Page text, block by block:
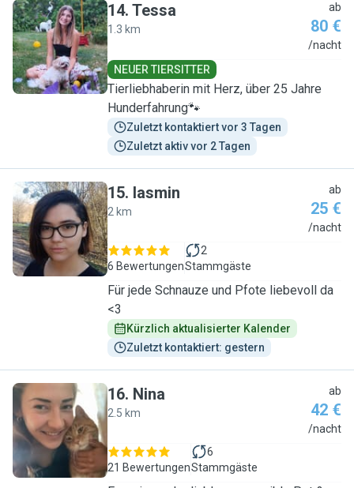
T
14. Tessa
1.3 km
ab
80 €
/nacht
NEUER TIERSITTER
Tierliebhaberin mit Herz, über 25 Jahre
Hunderfahrung🐾
Zuletzt kontaktiert vor 3 Tagen
Zuletzt aktiv vor 2 Tagen
I
15. Iasmin
2 km
ab
25 €
/nacht
6 Bewertungen
2
Stammgäste
Für jede Schnauze und Pfote liebevoll da
<3
Kürzlich aktualisierter Kalender
Zuletzt kontaktiert: gestern
N
16. Nina
2.5 km
ab
42 €
/nacht
21 Bewertungen
6
Stammgäste